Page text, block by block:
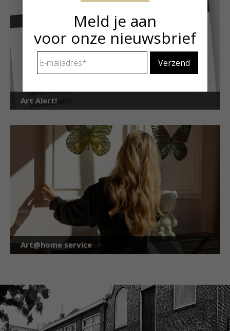
Art Alert!
Art@home service
Meld je aan
voor onze nieuwsbrief
mailadres *